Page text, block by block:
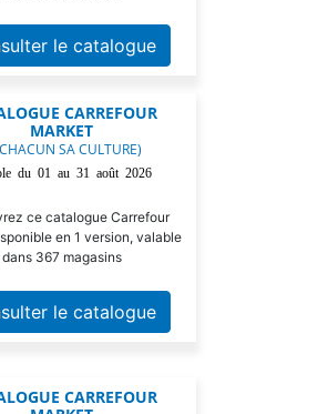
le catalogue
CARREFOUR
MARKET
SA CULTURE)
du 01 au 31 août 2026
ce catalogue Carrefour
en 1 version, valable
dans 367 magasins
le catalogue
CARREFOUR